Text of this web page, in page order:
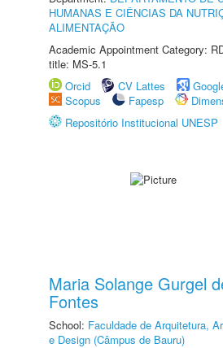
HUMANAS E CIÊNCIAS DA
ALIMENTAÇÃO
Academic Appointment Category:
title: MS-5.1
Orcid
CV Lattes
Scopus
Fapesp
Repositório Institucional UNESP
Maria Solange Gurgel
Fontes
School: Faculdade de Arquitetura,
e Design (Câmpus de Bauru)